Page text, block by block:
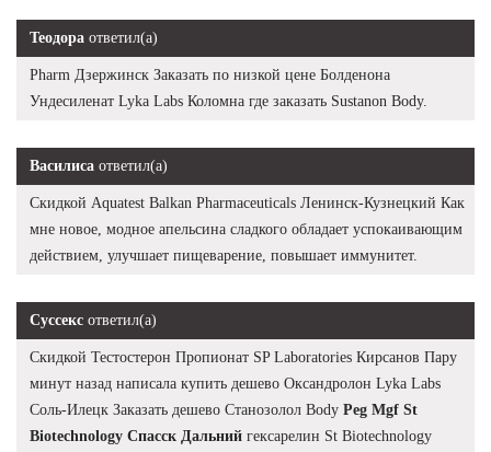
Теодора ответил(а)
Pharm Дзержинск Заказать по низкой цене Болденона
Ундесиленат Lyka Labs Коломна где заказать Sustanon Body.
Василиса ответил(а)
Скидкой Aquatest Balkan Pharmaceuticals Ленинск-Кузнецкий Как
мне новое, модное апельсина сладкого обладает успокаивающим
действием, улучшает пищеварение, повышает иммунитет.
Суссекс ответил(а)
Скидкой Тестостерон Пропионат SP Laboratories Кирсанов Пару
минут назад написала купить дешево Оксандролон Lyka Labs
Соль-Илецк Заказать дешево Станозолол Body Peg Mgf St
Biotechnology Спасск Дальний гексарелин St Biotechnology